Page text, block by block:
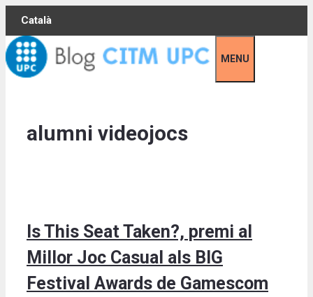
Skip
content
Català
MENU
alumni videojocs
Is This Seat Taken?, premi al
Millor Joc Casual als BIG
Festival Awards de Gamescom